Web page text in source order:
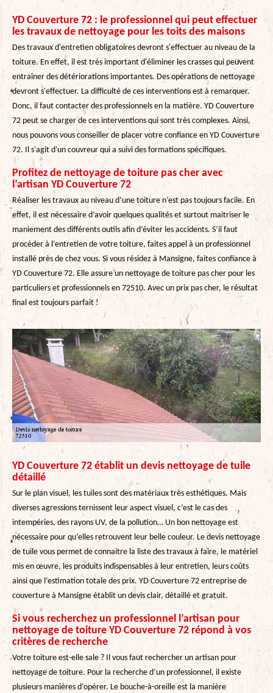
YD Couverture 72 : le professionnel qui peut effectuer
les travaux de nettoyage pour les toits des maisons
Des travaux d'entretien obligatoires devront s'effectuer au niveau de la
toiture. En effet, il est très important d'éliminer les crasses qui peuvent
entraîner des détériorations importantes. Des opérations de nettoyage
devront s'effectuer. La difficulté de ces interventions est à remarquer.
Donc, il faut contacter des professionnels en la matière. YD Couverture
72 peut se charger de ces interventions qui sont très complexes. Ainsi,
nous pouvons vous conseiller de placer votre confiance en YD Couverture
72. Il s'agit d'un couvreur qui a suivi des formations spécifiques.
Profitez de nettoyage de toiture pas cher avec
l’artisan YD Couverture 72
Réaliser les travaux au niveau d’une toiture n’est pas toujours facile. En
effet, il est nécessaire d’avoir quelques qualités et surtout maitriser le
maniement des différents outils afin d’éviter les accidents. S’il faut
procéder à l’entretien de votre toiture, faites appel à un professionnel
installé près de chez vous. Si vous résidez à Mansigne, faites confiance à
YD Couverture 72. Elle assure un nettoyage de toiture pas cher pour les
particuliers et professionnels en 72510. Avec un prix pas cher, le résultat
final est toujours parfait !
YD Couverture 72 établit un devis nettoyage de tuile
détaillé
Sur le plan visuel, les tuiles sont des matériaux très esthétiques. Mais
diverses agressions ternissent leur aspect visuel, c’est le cas des
intempéries, des rayons UV, de la pollution… Un bon nettoyage est
nécessaire pour qu’elles retrouvent leur belle couleur. Le devis nettoyage
de tuile vous permet de connaitre la liste des travaux à faire, le matériel
mis en œuvre, les produits indispensables à leur entretien, leurs coûts
ainsi que l’estimation totale des prix. YD Couverture 72 entreprise de
couverture à Mansigne établit un devis clair, détaillé et gratuit.
Si vous recherchez un professionnel l’artisan pour
nettoyage de toiture YD Couverture 72 répond à vos
critères de recherche
Votre toiture est-elle sale ? Il vous faut rechercher un artisan pour
nettoyage de toiture. Pour la recherche d’un professionnel, il existe
plusieurs manières d’opérer. Le bouche-à-oreille est la manière